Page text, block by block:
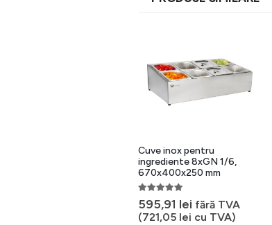
Cuve inox pentru
ingrediente 8xGN 1/6,
670x400x250 mm
5.00out of 5
595,91 lei fără TVA
(721,05 lei cu TVA)